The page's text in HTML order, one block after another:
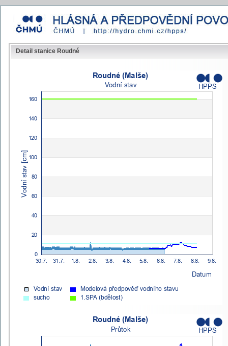
Detail stanice Roudné